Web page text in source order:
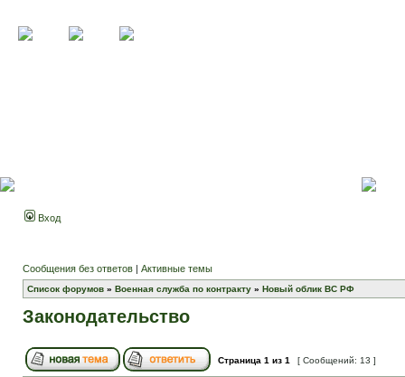
Вход
Сообщения без ответов | Активные темы
Список форумов » Военная служба по контракту » Новый облик ВС РФ
Законодательство
Страница 1 из 1 [ Сообщений: 13 ]